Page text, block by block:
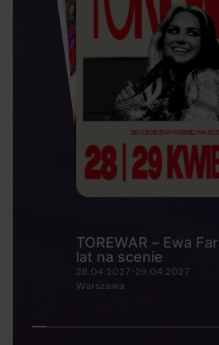
TOREWAR – Ewa
lat na scenie
28.04.2027-29.04.2027
Warszawa